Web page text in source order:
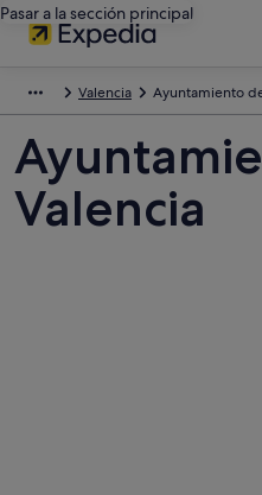
Pasar a la sección principal
Valencia Ayuntamiento
Valencia